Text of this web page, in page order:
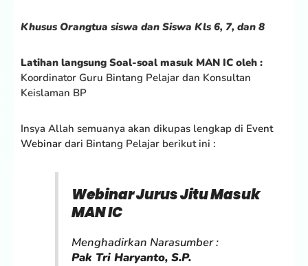
Khusus Orangtua siswa dan Siswa Kls 6, 7, dan 8
Latihan langsung Soal-soal masuk MAN IC oleh :
Koordinator Guru Bintang Pelajar dan Konsultan
Keislaman BP
Insya Allah semuanya akan dikupas lengkap di Event
Webinar dari Bintang Pelajar berikut ini :
Webinar Jurus Jitu Masuk
MAN IC
Menghadirkan Narasumber :
Pak Tri Haryanto, S.P.